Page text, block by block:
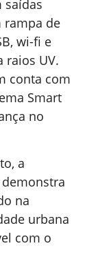
saídas
rampa de
wi-fi e
raios UV.
conta com
Smart
no
a
na
urbana
com o